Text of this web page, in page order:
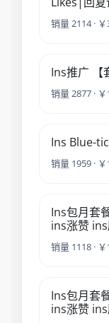
销量 2114 ·
Ins推广 【
销量 2877 ·
Ins Blue-
销量 1959 ·
Ins包月套
ins涨赞
销量 1118 ·
Ins包月套
ins涨赞